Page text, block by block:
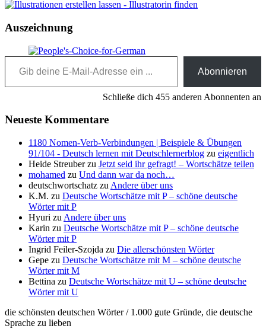
Auszeichnung
Gib deine E-Mail-Adresse ein ...
Abonnieren
Schließe dich 455 anderen Abonnenten an
Neueste Kommentare
1180 Nomen-Verb-Verbindungen | Beispiele & Übungen
91/104 - Deutsch lernen mit Deutschlernerblog zu eigentlich
Heide Streuberzu Jetzt seid ihr gefragt! – Wortschätze teilen
mohamed zu Und dann war da noch…
deutschwortschatz zu Andere über uns
K.M. zu Deutsche Wortschätze mit P – schöne deutsche
Wörter mit P
Hyuri zu Andere über uns
Karin zu Deutsche Wortschätze mit P – schöne deutsche
Wörter mit P
Ingrid Feiler-Szojda zu Die allerschönsten Wörter
Gepe zu Deutsche Wortschätze mit M – schöne deutsche
Wörter mit M
Bettina zu Deutsche Wortschätze mit U – schöne deutsche
Wörter mit U
die schönsten deutschen Wörter / 1.000 gute Gründe, die deutsche
Sprache zu lieben